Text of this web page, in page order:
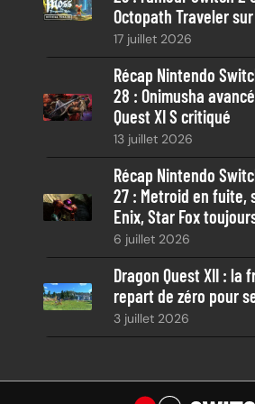
Octopath Traveler
17 juillet 2026
Récap Nintendo
28 : Onimusha
Quest XI S critiqué
13 juillet 2026
Récap Nintendo
27 : Metroid en fuite,
Enix, Star Fox
6 juillet 2026
Dragon Quest XII : la
repart de zéro pour
3 juillet 2026